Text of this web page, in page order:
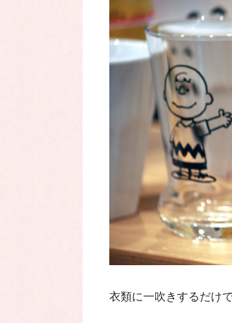
衣類に一吹きするだけ